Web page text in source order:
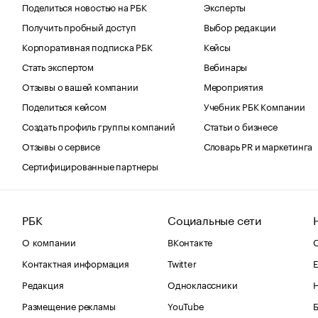
Поделиться новостью на РБК
Получить пробный доступ
Корпоративная подписка РБК
Стать экспертом
Отзывы о вашей компании
Поделиться кейсом
Создать профиль группы компаний
Отзывы о сервисе
Сертифицированные партнеры
Эксперты
Выбор редакции
Кейсы
Вебинары
Мероприятия
Учебник РБК Компании
Статьи о бизнесе
Словарь PR и маркетинга
РБК
О компании
Контактная информация
Редакция
Размещение рекламы
Социальные сети
ВКонтакте
Twitter
Одноклассники
YouTube